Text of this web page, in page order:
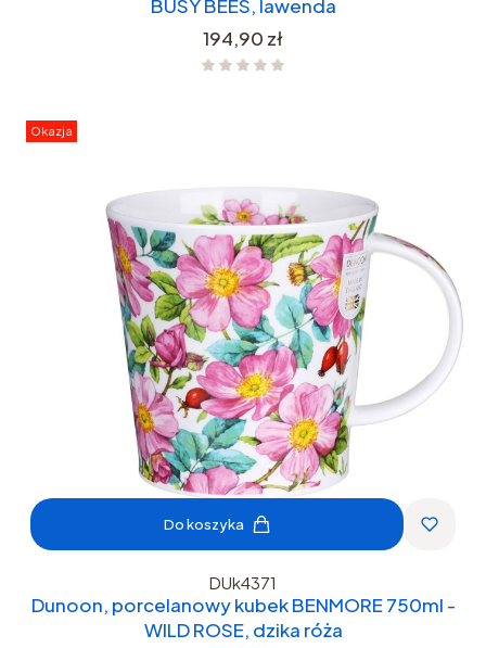
BUSY BEES, lawenda
Cena
194,90 zł
Okazja
Do koszyka
DUk4371
Dunoon, porcelanowy kubek BENMORE 750ml -
WILD ROSE, dzika róża